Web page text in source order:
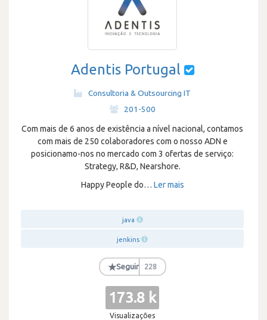
Adentis Portugal
Consultoria & Outsourcing IT
201-500
Com mais de 6 anos de existência a nível nacional, contamos
com mais de 250 colaboradores com o nosso ADN e
posicionamo-nos no mercado com 3 ofertas de serviço:
Strategy, R&D, Nearshore.
Happy People do… Ler mais
java
jenkins
★Seguir 228
173.8 k
Visualizações